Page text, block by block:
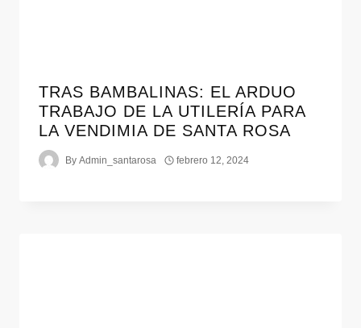
TRAS BAMBALINAS: EL ARDUO
TRABAJO DE LA UTILERÍA PARA
LA VENDIMIA DE SANTA ROSA
By Admin_santarosa febrero 12, 2024